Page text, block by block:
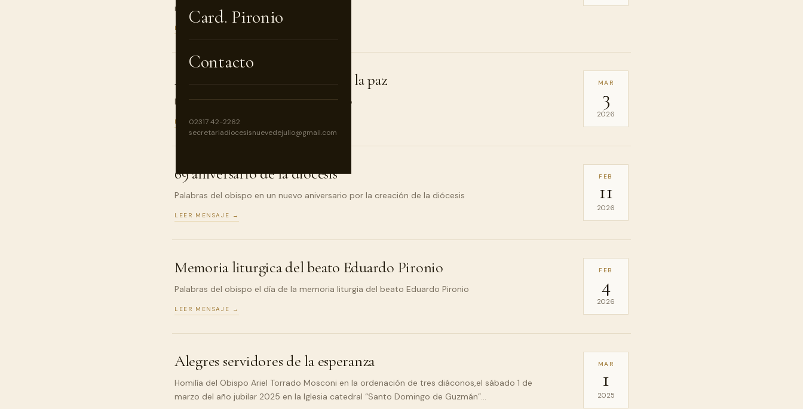
Card. Pironio
Contacto
02317 42-2262
secretariadiocesisnuevedejulio@gmail.com
mayo de 2026 en…
LEER MENSAJE →
Alfabetizar con el lenguaje de la paz
Mensaje de Monseñor Ariel en el inicio lectivo
LEER MENSAJE →
MAR
3
2026
69 aniversario de la diócesis
Palabras del obispo en un nuevo aniversario por la creación de la diócesis
LEER MENSAJE →
FEB
11
2026
Memoria liturgica del beato Eduardo Pironio
Palabras del obispo el día de la memoria liturgia del beato Eduardo Pironio
LEER MENSAJE →
FEB
4
2026
Alegres servidores de la esperanza
Homilía del Obispo Ariel Torrado Mosconi en la ordenación de tres diáconos,el sábado 1 de
marzo del año jubilar 2025 en la Iglesia catedral “Santo Domingo de Guzmán”…
MAR
1
2025